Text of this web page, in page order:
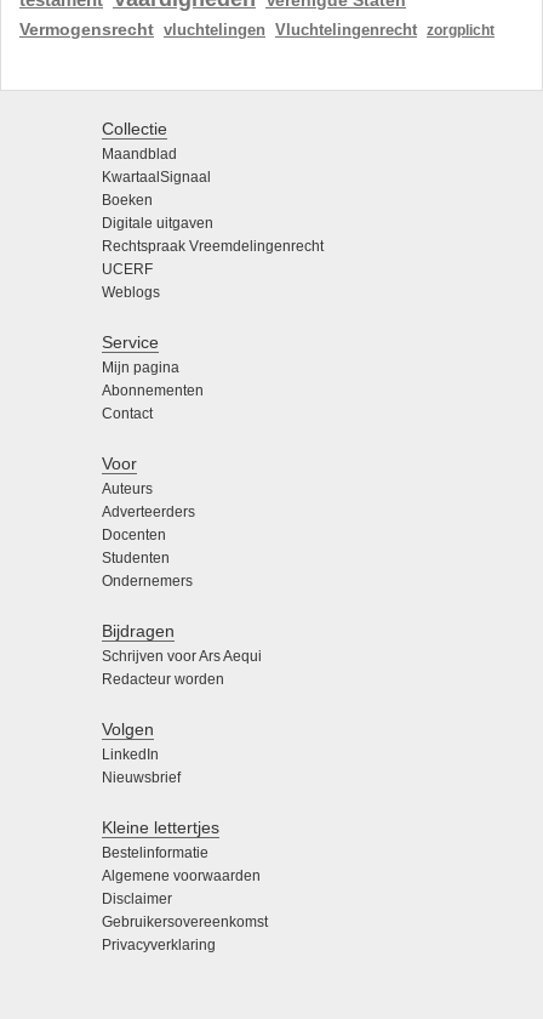
Vermogensrecht vluchtelingen Vluchtelingenrecht zorgplicht
Collectie
Maandblad
KwartaalSignaal
Boeken
Digitale uitgaven
Rechtspraak Vreemdelingenrecht
UCERF
Weblogs
Service
Mijn pagina
Abonnementen
Contact
Voor
Auteurs
Adverteerders
Docenten
Studenten
Ondernemers
Bijdragen
Schrijven voor Ars Aequi
Redacteur worden
Volgen
LinkedIn
Nieuwsbrief
Kleine lettertjes
Bestelinformatie
Algemene voorwaarden
Disclaimer
Gebruikersovereenkomst
Privacyverklaring